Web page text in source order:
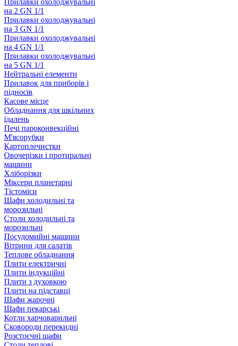
Прилавки охолоджувальні
на 2 GN 1/1
Прилавки охолоджувальні
на 3 GN 1/1
Прилавки охолоджувальні
на 4 GN 1/1
Прилавки охолоджувальні
на 5 GN 1/1
Нейтральні елементи
Прилавок для приборів і
підносів
Касове місце
Обладнання для шкільних
їдалень
Печі пароконвекційні
М'ясорубки
Картоплечистки
Овочерізки і протиральні
машини
Хліборізки
Міксери планетарні
Тістоміси
Шафи холодильні та
морозильні
Столи холодильні та
морозильні
Посудомийні машини
Вітрини для салатів
Теплове обладнання
Плити електричні
Плити індукційні
Плити з духовкою
Плити на підставці
Шафи жарочні
Шафи пекарські
Котли харчоварильні
Сковороди перекидні
Розстоєчні шафи